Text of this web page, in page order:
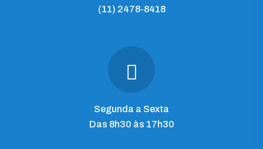
(11) 2478-8418
Segunda a Sexta
Das 8h30 às 17h30